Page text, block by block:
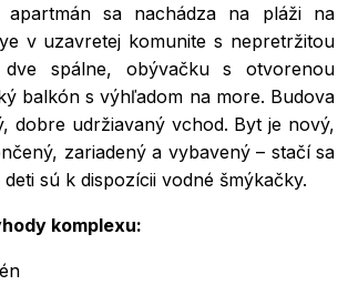
apartmán sa nachádza na pláži na
v uzavretej komunite s nepretržitou
spálne, obývačku s otvorenou
balkón s výhľadom na more. Budova
dobre udržiavaný vchod. Byt je nový,
zariadený a vybavený – stačí sa
sú k dispozícii vodné šmýkačky.
komplexu: